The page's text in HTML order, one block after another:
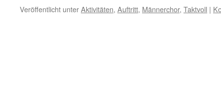
Veröffentlicht unterAktivitäten, Auftritt, Männerchor, Taktvoll |